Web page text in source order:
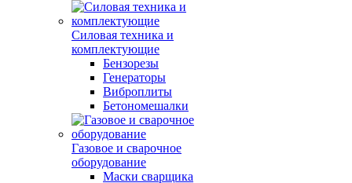
Силовая техника и
комплектующие
Бензорезы
Генераторы
Виброплиты
Бетономешалки
Газовое и сварочное
оборудование
Маски сварщика